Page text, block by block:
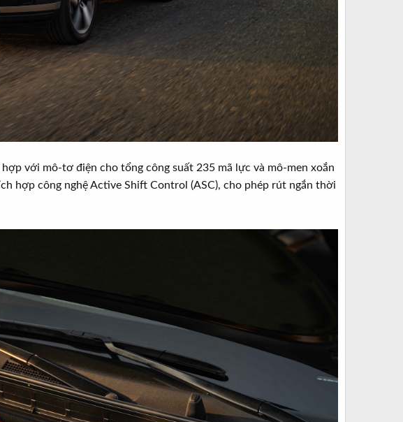
với mô-tơ điện cho tổng công suất 235 mã lực và mô-men xoắn
hợp công nghệ Active Shift Control (ASC), cho phép rút ngắn thời